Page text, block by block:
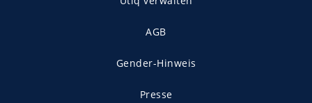
AGB
Gender-Hinweis
Presse